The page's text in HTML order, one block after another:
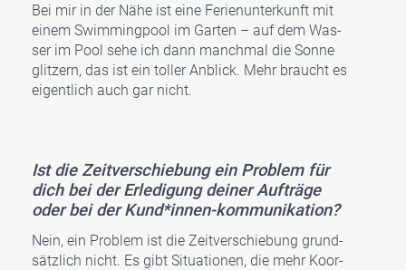
Bei mir in der Nähe ist eine Feri­en­un­ter­kunft mit
einem Swim­ming­pool im Gar­ten – auf dem Was­
ser im Pool sehe ich dann manch­mal die Son­ne
glit­zern, das ist ein tol­ler Anblick. Mehr braucht es
eigent­lich auch gar nicht.
Ist die Zeit­ver­schie­bung ein Pro­blem für
dich bei der Erle­di­gung dei­ner Auf­trä­ge
oder bei der Kund*innen-kommunikation?
Nein, ein Pro­blem ist die Zeit­ver­schie­bung grund­
sätz­lich nicht. Es gibt Situa­tio­nen, die mehr Koor­